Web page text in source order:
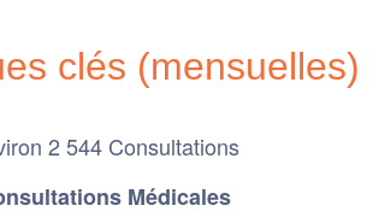
clés (mensuelles)
2 544 Consultations
Médicales